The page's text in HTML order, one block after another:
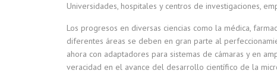
Universidades, hospitales y centros de investigaciones,
Los progresos en diversas ciencias como la médica,
diferentes áreas se deben en gran parte al
ahora con adaptadores para sistemas de cámaras y en
veracidad en el avance del desarrollo científico de la